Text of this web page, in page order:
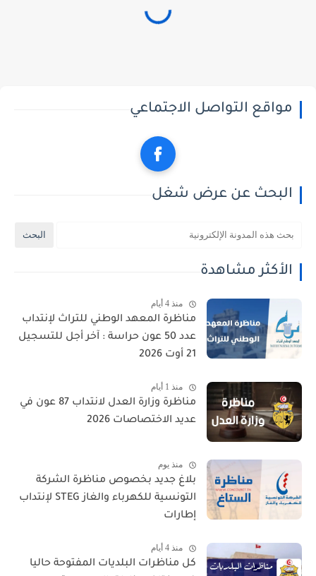
مواقع التواصل الاجتماعي
البحث عن عرض شغل
الأكثر مشاهدة
منذ 4 أيام
مناظرة المعهد الوطني للتراث لإنتداب
عدد 50 عون حراسة : آخر أجل للتسجيل
21 أوت 2026
منذ 1 أيام
مناظرة وزارة العدل لانتداب 87 عون في
عديد الاختصاصات 2026
منذ يوم
بلاغ جديد بخصوص مناظرة الشركة
التونسية للكهرباء والغاز STEG لإنتداب
إطارات
منذ 4 أيام
كل مناظرات البلديات المفتوحة حاليا